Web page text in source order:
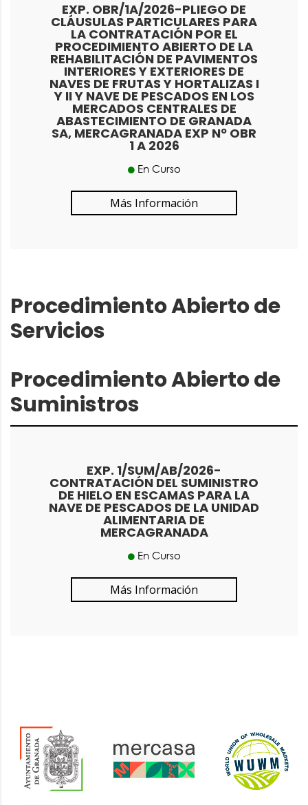
EXP. OBR/1A/2026-PLIEGO DE
CLÁUSULAS PARTICULARES PARA
LA CONTRATACIÓN POR EL
PROCEDIMIENTO ABIERTO DE LA
REHABILITACIÓN DE PAVIMENTOS
INTERIORES Y EXTERIORES DE
NAVES DE FRUTAS Y HORTALIZAS I
Y II Y NAVE DE PESCADOS EN LOS
MERCADOS CENTRALES DE
ABASTECIMIENTO DE GRANADA
SA, MERCAGRANADA EXP Nº OBR
1 A 2026
En Curso
Más Información
Procedimiento Abierto de
Servicios
Procedimiento Abierto de
Suministros
EXP. 1/SUM/AB/2026-
CONTRATACIÓN DEL SUMINISTRO
DE HIELO EN ESCAMAS PARA LA
NAVE DE PESCADOS DE LA UNIDAD
ALIMENTARIA DE
MERCAGRANADA
En Curso
Más Información